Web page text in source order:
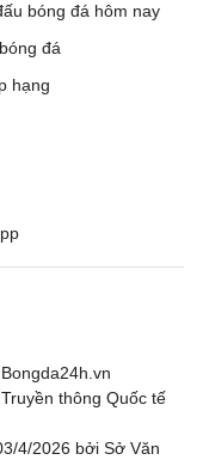
bóng đá hôm nay
đá
hạng
thông Quốc tế
4/2026 bởi Sở Văn